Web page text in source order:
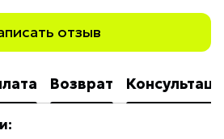
отзыв
Возврат